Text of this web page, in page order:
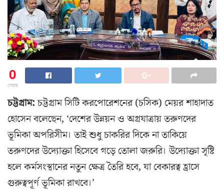
0
শেয়ার
চট্টগ্রাম:চট্টগ্রাম সিটি করপোরেশনের (চসিক) মেয়র শাহাদাত
হোসেন বলেছেন, ‘দেশের উন্নয়ন ও অগ্রযাত্রায় তরুণদের
ভূমিকা অপরিসীম। তাই শুধু চাকরির দিকে না তাকিয়ে
তরুণদের উদ্যোক্তা হিসেবে গড়ে তোলা জরুরি। উদ্যোক্তা সৃষ্টি
হলে কর্মসংস্থানের নতুন ক্ষেত্র তৈরি হবে, যা বেকারত্ব হ্রাসে
গুরুত্বপূর্ণ ভূমিকা রাখবে।’